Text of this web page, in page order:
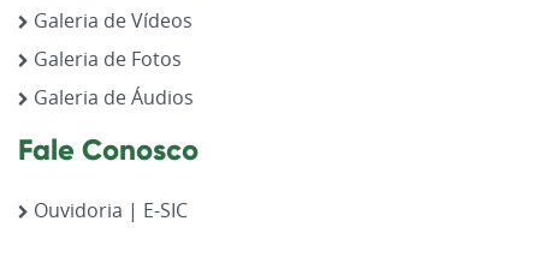
Galeria de Vídeos
Galeria de Fotos
Galeria de Áudios
Fale Conosco
Ouvidoria | E-SIC